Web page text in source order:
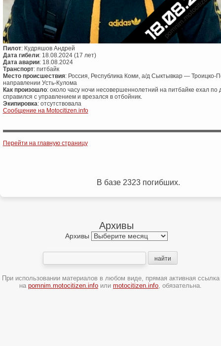
Пилот: Кудряшов Андрей
Дата гибели: 18.08.2024 (17 лет)
Дата аварии: 18.08.2024
Транспорт: питбайк
Место происшествия: Россия, Республика Коми, а/д Сыктывкар — Троицко-
направлении Усть-Кулома
Как произошло: около часу ночи несовершеннолетний на питбайке ехал по
справился с управлением и врезался в отбойник.
Экипировка: отсутствовала
Сообщение на Motocitizen.info
Post navigation
Перейти на главную страницу
В базе 2323 погибших.
Архивы
Архивы
При использовании материалов в любом виде, прямая активная ссылка
на pomnim.motocitizen.info или motocitizen.info , обязательна.